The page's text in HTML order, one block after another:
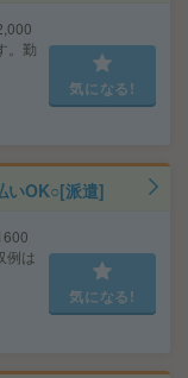
。勤
気になる!
いOK○[派遣]
例は
気になる!